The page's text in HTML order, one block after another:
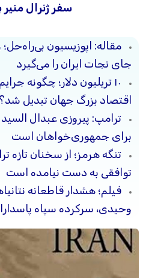
سفر ژنرال منیر
مقاله: اپوزیسیون
جای نجات ایران را می‌گیرد
۱۰ تریلیون دلار؛ چگونه
اقتصاد بزرگ جهان تبدیل شد؟
ترامپ: پیروزی عبدال
برای جمهوری‌خواهان است
تنگه هرمز؛ از سخنان تازه
توافقی به دست نیامده است
فیلم؛ هشدار قاطعانه
وحیدی، سرکرده سپاه